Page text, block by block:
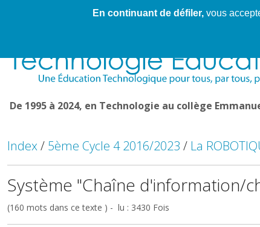
Cahier de textes patrickRICHARD Cahier de
De 1995 à 2024, en Technologie au collège
Index/ 5ème Cycle 4 2016/2023 / La
Système "Chaîne d'information/
(160 mots dans ce texte ) - lu : 3430 Fois
En continuant de défiler,vous